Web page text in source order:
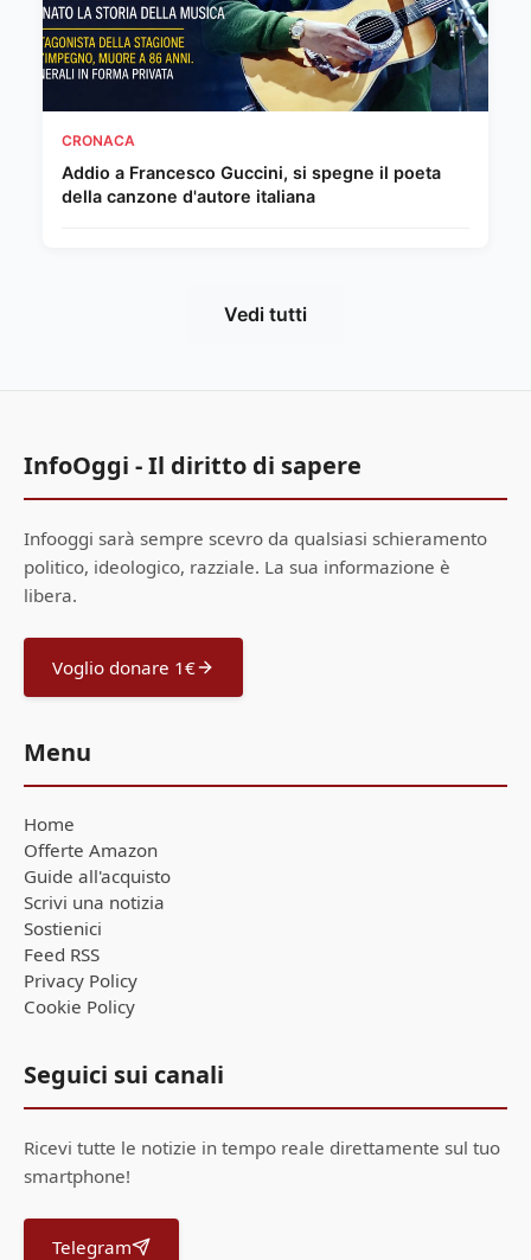
CRONACA
Addio a Francesco Guccini, si spegne il poeta
della canzone d'autore italiana
Vedi tutti
InfoOggi - Il diritto di sapere
Infooggi sarà sempre scevro da qualsiasi schieramento
politico, ideologico, razziale. La sua informazione è
libera.
Voglio donare 1€
Menu
Home
Offerte Amazon
Guide all'acquisto
Scrivi una notizia
Sostienici
Feed RSS
Privacy Policy
Cookie Policy
Seguici sui canali
Ricevi tutte le notizie in tempo reale direttamente sul tuo
smartphone!
Telegram